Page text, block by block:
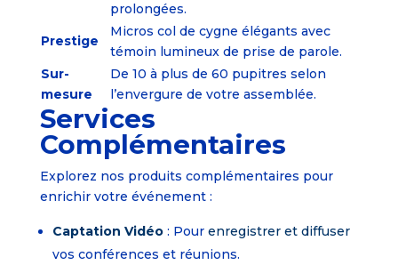
prolongées.
Prestige
Micros col de cygne élégants avec
témoin lumineux de prise de parole.
Sur-
mesure
De 10 à plus de 60 pupitres selon
l’envergure de votre assemblée.
Services
Complémentaires
Explorez nos produits complémentaires pour
enrichir votre événement :
Captation Vidéo : Pour enregistrer et diffuser
vos conférences et réunions.